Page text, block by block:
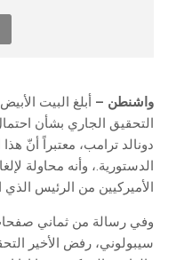
واشنطن – أبلغ البيت
التحقيق الجاري بشأن
دونالد ترامب، معتبراً أنّ
الأميركيين من الرئيس الذي
وفي رسالة من ثماني
سيبولوني، رفض الأخير